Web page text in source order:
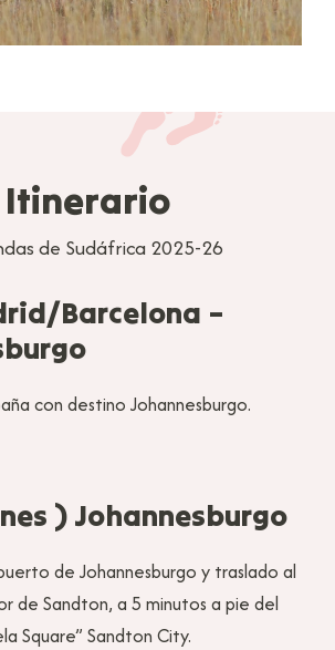
Itinerario
de Sudáfrica 2025-26
Barcelona –
con destino Johannesburgo.
) Johannesburgo
de Johannesburgo y traslado al
de Sandton, a 5 minutos a pie del
Square” Sandton City.